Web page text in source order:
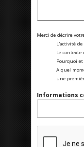
Merci de décrire
L'activité
Le contexte
Pourquoi
A quel
une
Informations